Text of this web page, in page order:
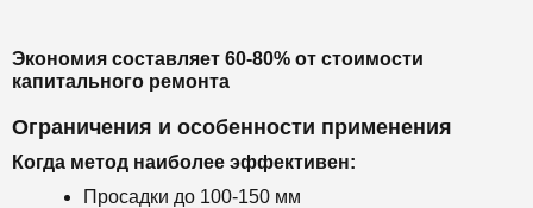
Экономия составляет 60-80% от стоимости
капитального ремонта
Ограничения и особенности применения
Когда метод наиболее эффективен:
Просадки до 100-150 мм